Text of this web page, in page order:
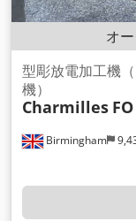
オ
Birmingham
型彫放電加工機
機）
Charmilles